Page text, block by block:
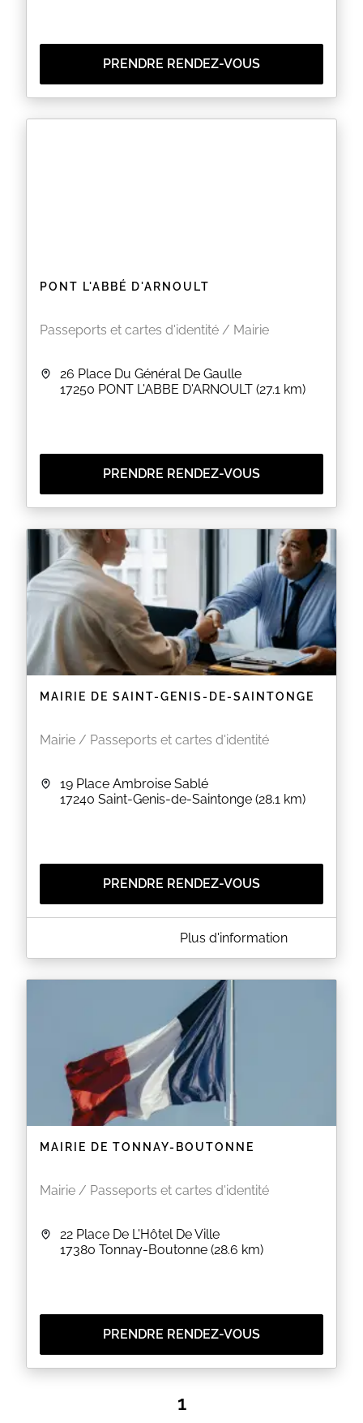
PRENDRE RENDEZ-VOUS
PONT L'ABBÉ D'ARNOULT
Passeports et cartes d'identité / Mairie
26 Place Du Général De Gaulle
17250 PONT L'ABBE D'ARNOULT (27.1 km)
PRENDRE RENDEZ-VOUS
MAIRIE DE SAINT-GENIS-DE-SAINTONGE
Mairie / Passeports et cartes d'identité
19 Place Ambroise Sablé
17240 Saint-Genis-de-Saintonge (28.1 km)
PRENDRE RENDEZ-VOUS
A PROPOS DE MAIRIE DE SAINT-GENIS-DE-
EN SAVOIR PLUS
Plus d'information
MAIRIE DE TONNAY-BOUTONNE
Mairie / Passeports et cartes d'identité
22 Place De L'Hôtel De Ville
17380 Tonnay-Boutonne (28.6 km)
PRENDRE RENDEZ-VOUS
1